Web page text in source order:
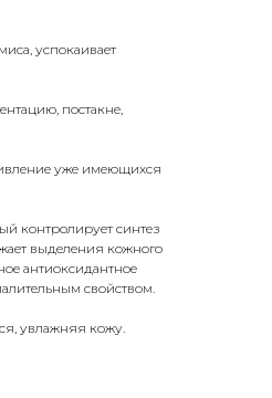
успокаивает
постакне,
уже имеющихся
контролирует синтез
выделения кожного
антиоксидантное
свойством.
увлажняя кожу.